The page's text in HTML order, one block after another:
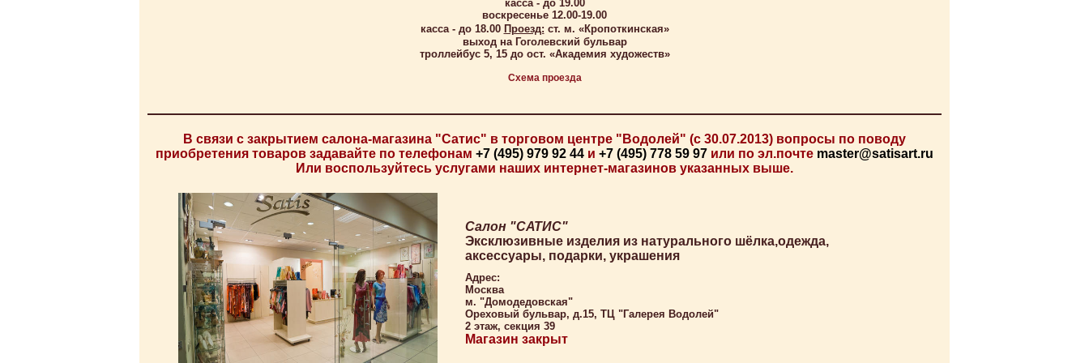
касса - до 19.00
воскресенье 12.00-19.00
касса - до 18.00 Проезд: ст. м. «Кропоткинская»
выход на Гоголевский бульвар
троллейбус 5, 15 до ост. «Академия художеств»
Схема проезда
В связи с закрытием салона-магазина "Сатис" в торговом центре "Водолей" (с 30.07.2013) вопросы по поводу
приобретения товаров задавайте по телефонам +7 (495) 979 92 44 и +7 (495) 778 59 97 или по эл.почте master@satisart.ru
Или воспользуйтесь услугами наших интернет-магазинов указанных выше.
Салон "САТИС"
Эксклюзивные изделия из натурального шёлка,одежда,
аксессуары, подарки, украшения
Адрес:
Москва
м. "Домодедовская"
Ореховый бульвар, д.15, ТЦ "Галерея Водолей"
2 этаж, секция 39
Магазин закрыт